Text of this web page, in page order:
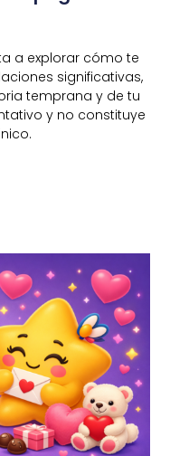
a explorar cómo te
significativas,
temprana y de tu
y no constituye